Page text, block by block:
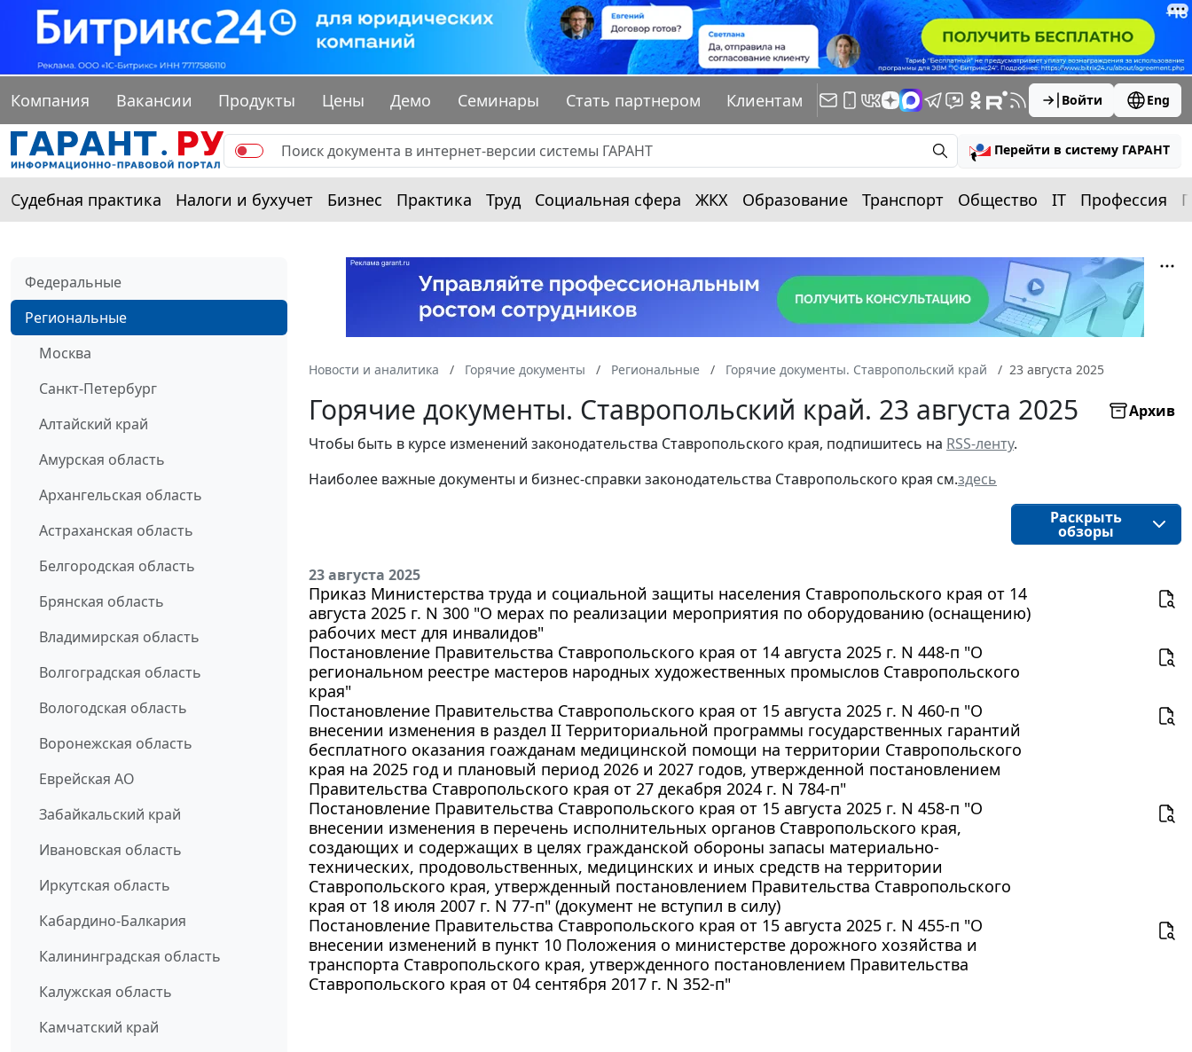
Компания Вакансии Продукты Цены Демо Семинары Стать партнером Клиентам Войти Eng
Перейти в систему ГАРАНТ
Судебная практика Налоги и бухучет Бизнес Практика Труд Социальная сфера ЖКХ Образование Транспорт Общество IT Профессия
Федеральные
Региональные
Москва
Санкт-Петербург
Алтайский край
Амурская область
Архангельская область
Астраханская область
Белгородская область
Брянская область
Владимирская область
Волгоградская область
Вологодская область
Воронежская область
Еврейская АО
Забайкальский край
Ивановская область
Иркутская область
Кабардино-Балкария
Калининградская область
Калужская область
Камчатский край
Новости и аналитика Горячие документы Региональные Горячие документы. Ставропольский край 23 августа 2025
Горячие документы. Ставропольский край. 23 августа 2025
Архив
Чтобы быть в курсе изменений законодательства Ставропольского края, подпишитесь на RSS-ленту.
Наиболее важные документы и бизнес-справки законодательства Ставропольского края см.здесь
Раскрыть
обзоры
23 августа 2025
Приказ Министерства труда и социальной защиты населения Ставропольского края от 14
августа 2025 г. N 300 "О мерах по реализации мероприятия по оборудованию (оснащению)
рабочих мест для инвалидов"
Постановление Правительства Ставропольского края от 14 августа 2025 г. N 448-п "О
региональном реестре мастеров народных художественных промыслов Ставропольского
края"
Постановление Правительства Ставропольского края от 15 августа 2025 г. N 460-п "О
внесении изменения в раздел II Территориальной программы государственных гарантий
бесплатного оказания гоажданам медицинской помощи на территории Ставропольского
края на 2025 год и плановый период 2026 и 2027 годов, утвержденной постановлением
Правительства Ставропольского края от 27 декабря 2024 г. N 784-п"
Постановление Правительства Ставропольского края от 15 августа 2025 г. N 458-п "О
внесении изменения в перечень исполнительных органов Ставропольского края,
создающих и содержащих в целях гражданской обороны запасы материально-
технических, продовольственных, медицинских и иных средств на территории
Ставропольского края, утвержденный постановлением Правительства Ставропольского
края от 18 июля 2007 г. N 77-п" (документ не вступил в силу)
Постановление Правительства Ставропольского края от 15 августа 2025 г. N 455-п "О
внесении изменений в пункт 10 Положения о министерстве дорожного хозяйства и
транспорта Ставропольского края, утвержденного постановлением Правительства
Ставропольского края от 04 сентября 2017 г. N 352-п"